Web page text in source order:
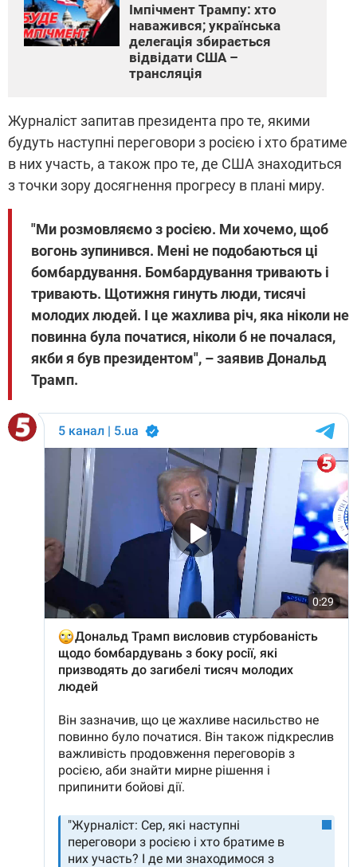
Імпічмент Трампу: хто
наважився; українська
делегація збирається
відвідати США –
трансляція
Журналіст запитав президента про те, якими
будуть наступні переговори з росією і хто братиме
в них участь, а також про те, де США знаходиться
з точки зору досягнення прогресу в плані миру.
"Ми розмовляємо з росією. Ми хочемо, щоб
вогонь зупинився. Мені не подобаються ці
бомбардування. Бомбардування тривають і
тривають. Щотижня гинуть люди, тисячі
молодих людей. І це жахлива річ, яка ніколи не
повинна була початися, ніколи б не почалася,
якби я був президентом", – заявив Дональд
Трамп.